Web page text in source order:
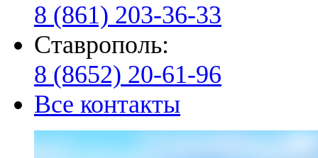
8 (861) 203-36-33
Ставрополь:
8 (8652) 20-61-96
Все контакты